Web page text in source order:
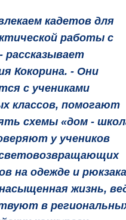
кадетов для
работы с
рассказывает
Кокорина. - Они
с учениками
классов, помогают
схемы «дом -
у учеников
на одежде и
жизнь,
в